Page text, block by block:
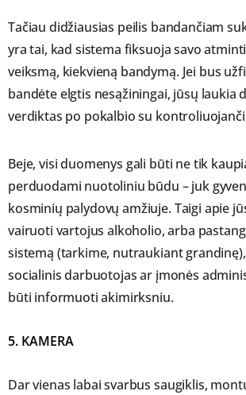
Tačiau didžiausias peilis bandančiam
yra tai, kad sistema fiksuoja savo
veiksmą, kiekvieną bandymą. Jei bus
bandėte elgtis nesąžiningai, jūsų laukia
verdiktas po pokalbio su
Beje, visi duomenys gali būti ne tik
perduodami nuotoliniu būdu – juk
kosminių palydovų amžiuje. Taigi apie
vairuoti vartojus alkoholio, arba
sistemą (tarkime, nutraukiant
socialinis darbuotojas ar įmonės
būti informuoti akimirksniu.
5. KAMERA
Dar vienas labai svarbus saugiklis,